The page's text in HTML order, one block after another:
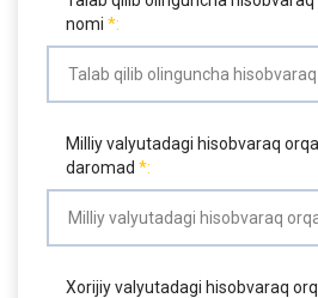
nomi
Milliy valyutadagi hisobvaraq
daromad
Xorijiy valyutadagi hisobvaraq